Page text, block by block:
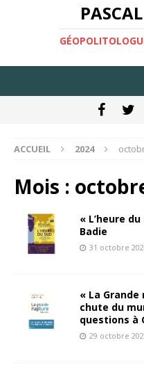
ACCUEIL 2024
Mois :
« L’heure
Badie
31 octobre
« La Grande
chute du
questions à
29 octobre